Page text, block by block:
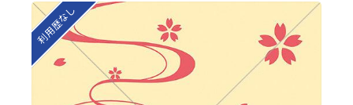
利用歴なし